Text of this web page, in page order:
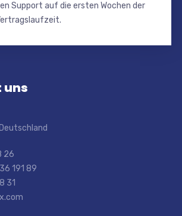
Support auf die ersten Wochen der
uns
26
191 89
31